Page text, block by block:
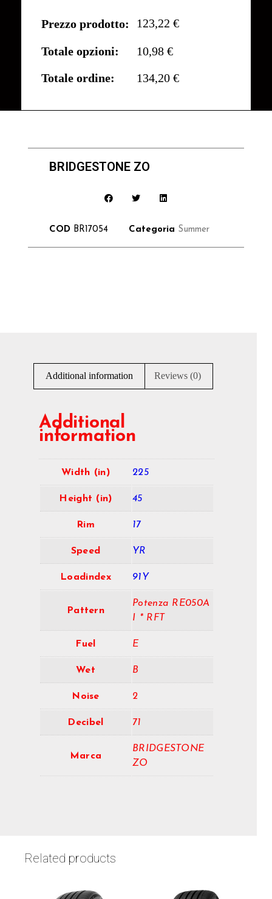
Prezzo prodotto: 123,22 €
Totale opzioni:
10,98 €
Totale ordine:
134,20 €
BRIDGESTONE ZO
COD BR17054 Categoria Summer
Additional information Reviews (0)
Additional
information
Width (in) 225
Height (in) 45
Rim 17
Speed YR
Loadindex 91Y
Pattern
Potenza RE050A
I * RFT
Fuel E
Wet B
Noise 2
Decibel 71
Marca
BRIDGESTONE
ZO
Related products